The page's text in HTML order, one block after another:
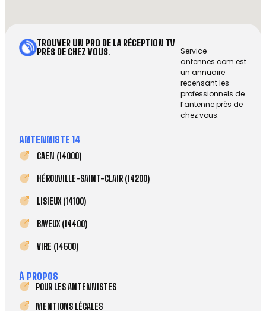
TROUVER UN PRO DE LA RÉCEPTION TV
PRÈS DE CHEZ VOUS.
Service-
antennes.com est
un annuaire
recensant les
professionnels de
l’antenne près de
chez vous.
ANTENNISTE 14
CAEN (14000)
HÉROUVILLE-SAINT-CLAIR (14200)
LISIEUX (14100)
BAYEUX (14400)
VIRE (14500)
À PROPOS
POUR LES ANTENNISTES
MENTIONS LÉGALES